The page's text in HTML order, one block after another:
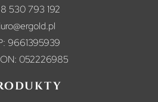
530 793 192
9661395939
052226985